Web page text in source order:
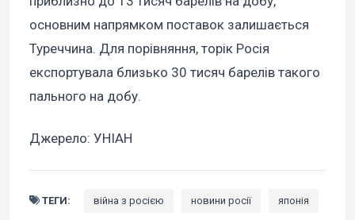
основним напрямком поставок залишається
Туреччина. Для порівняння, торік Росія
експортувала близько 30 тисяч барелів такого
пального на добу.
Джерело: УНІАН
ТЕГИ: війна з росією новини росії японія